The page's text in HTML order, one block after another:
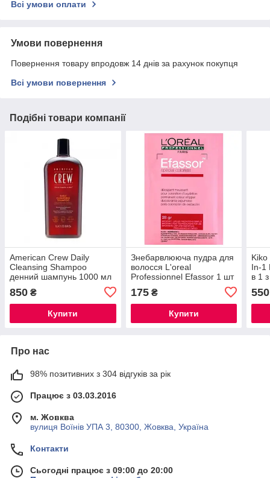
Всі умови оплати
Умови повернення
Повернення товару впродовж 14 днів за рахунок покупця
Всі умови повернення
Подібні товари компанії
American Crew Daily
Cleansing Shampoo
денний шампунь 1000 мл
850 ₴
Купити
Знебарвлююча пудра для
волосся L'oreal
Professionnel Efassor 1 шт
175₴
Купити
In-1
в 1
550
Про нас
98% позитивних з 304 відгуків за рік
Працює з 03.03.2016
м. Жовква
вулиця Воїнів УПА 3, 80300, Жовква, Україна
Контакти
Сьогодні працює з 09:00 до 20:00